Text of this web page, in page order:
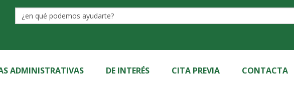
ADMINISTRATIVAS DE INTERÉS CITA PREVIA CONTACTA